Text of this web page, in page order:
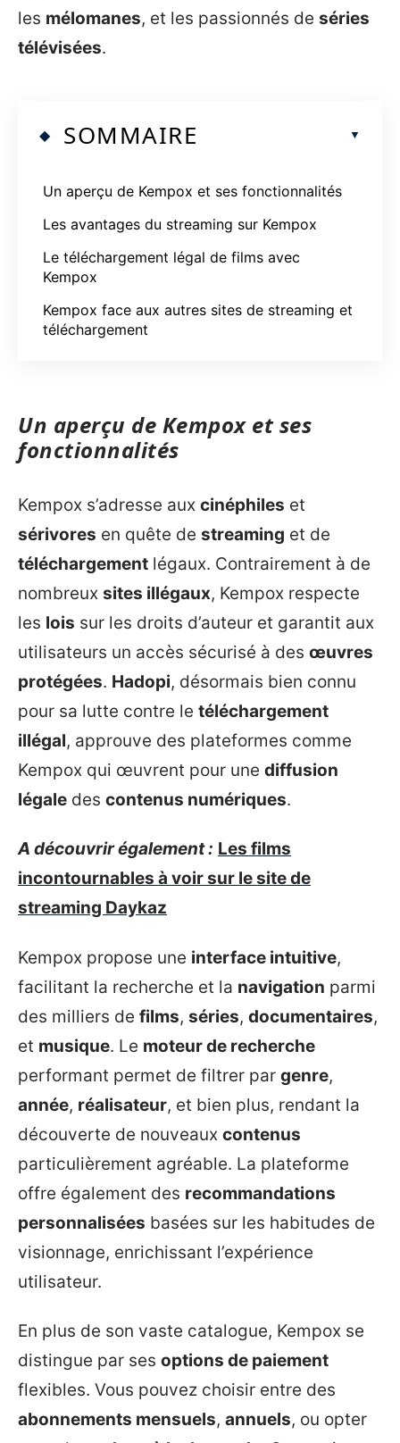
les mélomanes, et les passionnés de séries
télévisées.
SOMMAIRE
Un aperçu de Kempox et ses fonctionnalités
Les avantages du streaming sur Kempox
Le téléchargement légal de films avec
Kempox
Kempox face aux autres sites de streaming et
téléchargement
Un aperçu de Kempox et ses
fonctionnalités
Kempox s’adresse aux cinéphiles et
sérivores en quête de streaming et de
téléchargement légaux. Contrairement à de
nombreux sites illégaux, Kempox respecte
les lois sur les droits d’auteur et garantit aux
utilisateurs un accès sécurisé à des œuvres
protégées. Hadopi, désormais bien connu
pour sa lutte contre le téléchargement
illégal, approuve des plateformes comme
Kempox qui œuvrent pour une diffusion
légale des contenus numériques.
A découvrir également : Les films
incontournables à voir sur le site de
streaming Daykaz
Kempox propose une interface intuitive,
facilitant la recherche et la navigation parmi
des milliers de films, séries, documentaires,
et musique. Le moteur de recherche
performant permet de filtrer par genre,
année, réalisateur, et bien plus, rendant la
découverte de nouveaux contenus
particulièrement agréable. La plateforme
offre également des recommandations
personnalisées basées sur les habitudes de
visionnage, enrichissant l’expérience
utilisateur.
En plus de son vaste catalogue, Kempox se
distingue par ses options de paiement
flexibles. Vous pouvez choisir entre des
abonnements mensuels, annuels, ou opter